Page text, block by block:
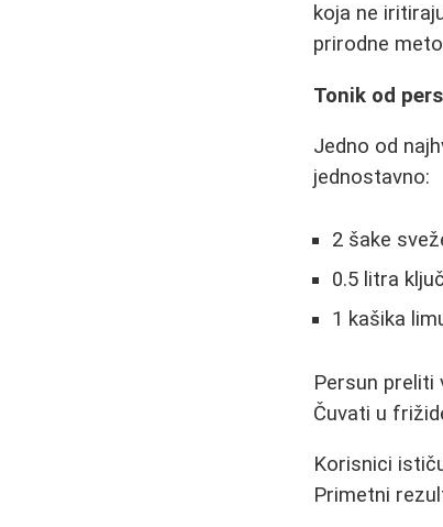
koja ne
prirodne
Tonik od
Jedno od
jednostavno:
2 šake
0.5 litra
1 kašika
Persun preliti
Čuvati u
Korisnici
Primetni